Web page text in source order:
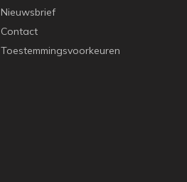
Nieuwsbrief
Contact
Toestemmingsvoorkeuren